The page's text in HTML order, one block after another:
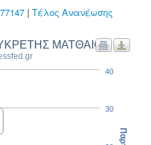
| Τέλος Ανανέωσης
ΜΑΤΘΑΙΟΣ
30
40